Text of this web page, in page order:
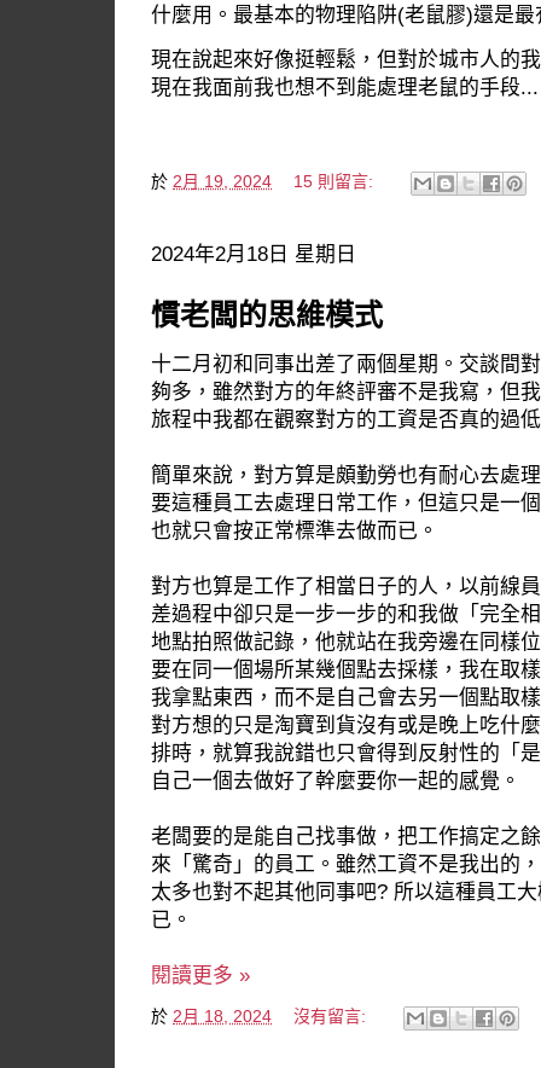
什麼用。最基本的物理陷阱(老鼠膠)還是最
現在說起來好像挺輕鬆，但對於城市人的
現在我面前我也想不到能處理老鼠的手段...
於 2月 19, 2024 15 則留言:
2024年2月18日 星期日
慣老闆的思維模式
十二月初和同事出差了兩個星期。交談間
夠多，雖然對方的年終評審不是我寫，但
旅程中我都在觀察對方的工資是否真的過
簡單來說，對方算是頗勤勞也有耐心去處
要這種員工去處理日常工作，但這只是一
也就只會按正常標準去做而已。
對方也算是工作了相當日子的人，以前線
差過程中卻只是一步一步的和我做「完全
地點拍照做記錄，他就站在我旁邊在同樣
要在同一個場所某幾個點去採樣，我在取
我拿點東西，而不是自己會去另一個點取
對方想的只是淘寶到貨沒有或是晚上吃什
排時，就算我說錯也只會得到反射性的「
自己一個去做好了幹麼要你一起的感覺。
老闆要的是能自己找事做，把工作搞定之
來「驚奇」的員工。雖然工資不是我出的
太多也對不起其他同事吧? 所以這種員工
已。
閱讀更多 »
於 2月 18, 2024 沒有留言: